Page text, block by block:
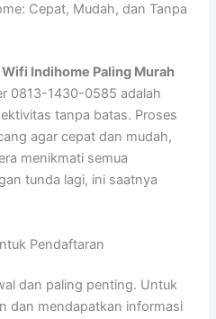
Cepat, Mudah, dan Tanpa
Wifi Indihome Paling Murah
0813-1430-0585 adalah
tanpa batas. Proses
agar cepat dan mudah,
menikmati semua
tunda lagi, ini saatnya
Pendaftaran
dan paling penting. Untuk
dan mendapatkan informasi